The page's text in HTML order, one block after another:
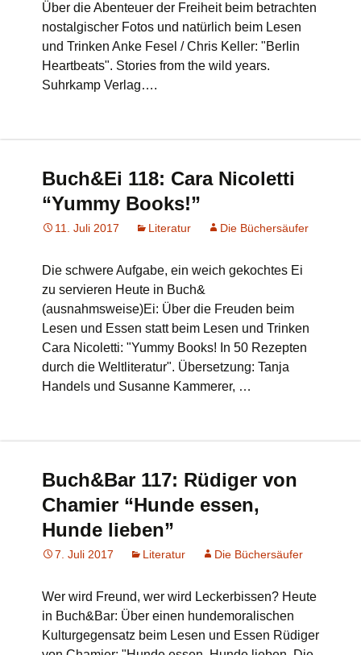
Über die Abenteuer der Freiheit beim betrachten
nostalgischer Fotos und natürlich beim Lesen
und Trinken Anke Fesel / Chris Keller: "Berlin
Heartbeats". Stories from the wild years.
Suhrkamp Verlag….
Buch&Ei 118: Cara Nicoletti
“Yummy Books!”
11. Juli 2017 Literatur Die Büchersäufer
Die schwere Aufgabe, ein weich gekochtes Ei
zu servieren Heute in Buch&
(ausnahmsweise)Ei: Über die Freuden beim
Lesen und Essen statt beim Lesen und Trinken
Cara Nicoletti: "Yummy Books! In 50 Rezepten
durch die Weltliteratur". Übersetzung: Tanja
Handels und Susanne Kammerer, …
Buch&Bar 117: Rüdiger von
Chamier “Hunde essen,
Hunde lieben”
7. Juli 2017 Literatur Die Büchersäufer
Wer wird Freund, wer wird Leckerbissen? Heute
in Buch&Bar: Über einen hundemoralischen
Kulturgegensatz beim Lesen und Essen Rüdiger